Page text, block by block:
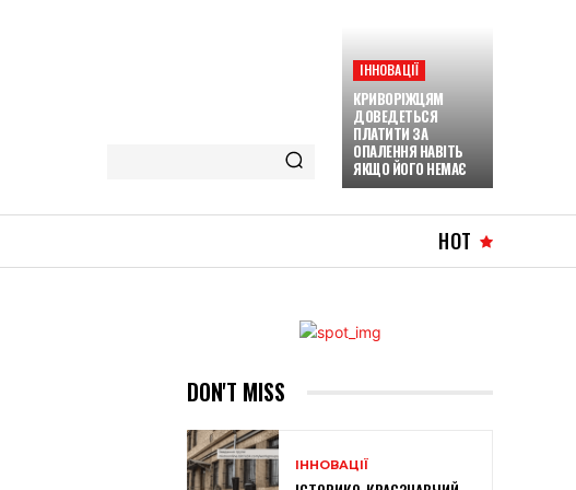
ІННОВАЦІЇ
КРИВОРІЖЦЯМ
ДОВЕДЕТЬСЯ
ПЛАТИТИ ЗА
ОПАЛЕННЯ НАВІТЬ
ЯКЩО ЙОГО НЕМАЄ
HOT
DON'T MISS
ІННОВАЦІЇ